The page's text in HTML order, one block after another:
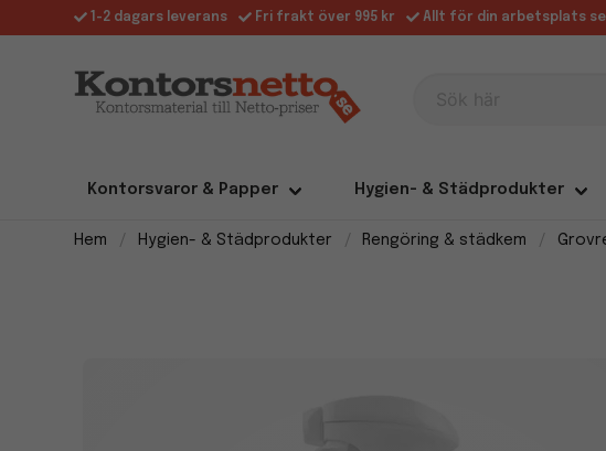
1-2 dagars leverans Fri frakt över 995 kr Allt för din arbetsplats
Kontorsvaror & Papper Hygien- & Städprodukter
Hem Hygien- & Städprodukter Rengöring & städkem